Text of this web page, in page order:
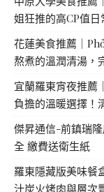
姐狂推的高CP值
花蓮美食推薦｜
熬煮的溫潤清湯，
宜蘭羅東宵夜推薦
負擔的溫暖選擇！
傑昇通信-前鎮瑞
全 繳費送衛生紙
羅東隱藏版美味餐
汁炭火烤肉與層次